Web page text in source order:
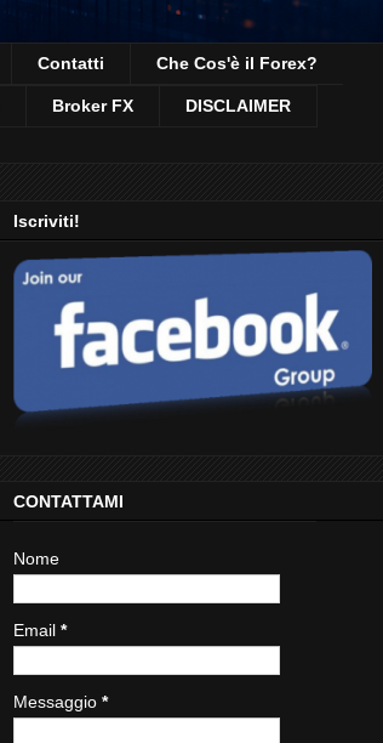
Contatti Che Cos'è il Forex?
Broker FX DISCLAIMER
Iscriviti!
CONTATTAMI
Nome
Email *
Messaggio *